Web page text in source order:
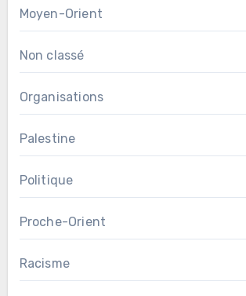
Moyen-Orient
Non classé
Organisations
Palestine
Politique
Proche-Orient
Racisme